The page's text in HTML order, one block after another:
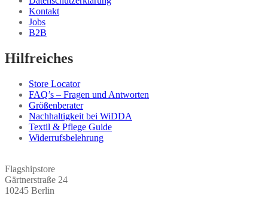
Kontakt
Jobs
B2B
Hilfreiches
Store Locator
FAQ’s – Fragen und Antworten
Größenberater
Nachhaltigkeit bei WiDDA
Textil & Pflege Guide
Widerrufsbelehrung
Flagshipstore
Gärtnerstraße 24
10245 Berlin